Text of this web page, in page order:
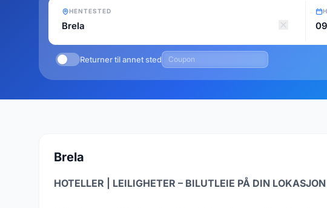
HENTESTED
Returner til annet sted
Brela
HOTELLER | LEILIGHETER – BILUTLEIE PÅ DIN LOKASJON